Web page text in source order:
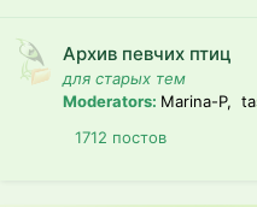
Архив певчих птиц
для старых тем
Moderators: Marina-P,
1712 постов